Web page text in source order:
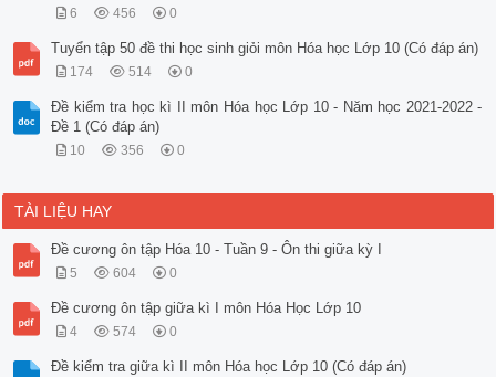
6 456 0
Tuyển tập 50 đề thi học sinh giỏi môn Hóa học Lớp 10 (Có đáp án)
174 514 0
Đề kiểm tra học kì II môn Hóa học Lớp 10 - Năm học 2021-2022 -
Đề 1 (Có đáp án)
10 356 0
TÀI LIỆU HAY
Đề cương ôn tập Hóa 10 - Tuần 9 - Ôn thi giữa kỳ I
5 604 0
Đề cương ôn tập giữa kì I môn Hóa Học Lớp 10
4 574 0
Đề kiểm tra giữa kì II môn Hóa học Lớp 10 (Có đáp án)